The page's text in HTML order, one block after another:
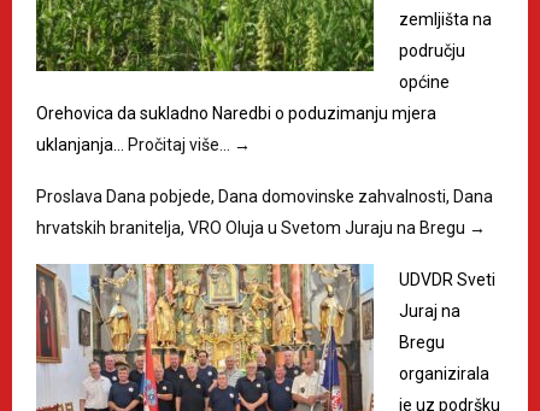
zemljišta na
području
općine
Orehovica da sukladno Naredbi o poduzimanju mjera
uklanjanja… Pročitaj više… →
Proslava Dana pobjede, Dana domovinske zahvalnosti, Dana
hrvatskih branitelja, VRO Oluja u Svetom Juraju na Bregu →
UDVDR Sveti
Juraj na
Bregu
organizirala
je uz podršku